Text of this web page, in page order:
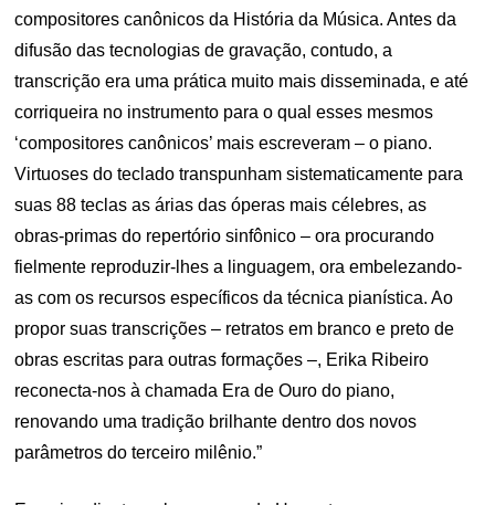
compositores canônicos da História da Música. Antes da
difusão das tecnologias de gravação, contudo, a
transcrição era uma prática muito mais disseminada, e até
corriqueira no instrumento para o qual esses mesmos
‘compositores canônicos’ mais escreveram – o piano.
Virtuoses do teclado transpunham sistematicamente para
suas 88 teclas as árias das óperas mais célebres, as
obras-primas do repertório sinfônico – ora procurando
fielmente reproduzir-lhes a linguagem, ora embelezando-
as com os recursos específicos da técnica pianística. Ao
propor suas transcrições – retratos em branco e preto de
obras escritas para outras formações –, Erika Ribeiro
reconecta-nos à chamada Era de Ouro do piano,
renovando uma tradição brilhante dentro dos novos
parâmetros do terceiro milênio.”